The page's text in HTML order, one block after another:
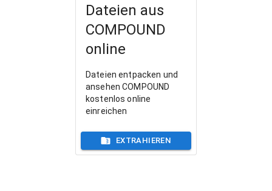
Dateien aus
COMPOUND
online
Dateien entpacken und
ansehen COMPOUND
kostenlos online
einreichen
EXTRAHIEREN